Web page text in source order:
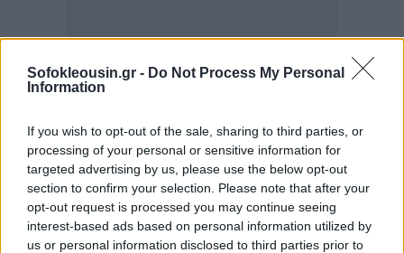
Sofokleousin.gr - Do Not Process My Personal
Information
If you wish to opt-out of the sale, sharing to third parties, or
processing of your personal or sensitive information for
targeted advertising by us, please use the below opt-out
section to confirm your selection. Please note that after your
opt-out request is processed you may continue seeing
interest-based ads based on personal information utilized by
us or personal information disclosed to third parties prior to